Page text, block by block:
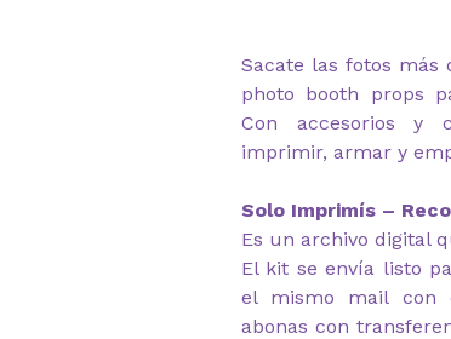
Sacate las fotos
photo booth props
Con accesorios y
imprimir, armar y
Solo Imprimís –
Es un archivo digital
El kit se envía listo
el mismo mail con
abonas con